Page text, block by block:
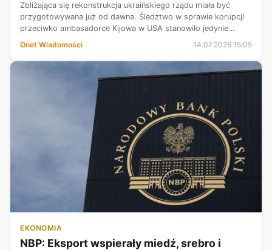
Zbliżająca się rekonstrukcja ukraińskiego rządu miała być
przygotowywana już od dawna. Śledztwo w sprawie korupcji
przeciwko ambasadorce Kijowa w USA stanowiło jedynie
impuls do przyspieszenia tego procesu — twierdzi w
Onet Wiadomości 14.07.2026 15:05
EKONOMIA
NBP: Eksport wspierały miedź, srebro i